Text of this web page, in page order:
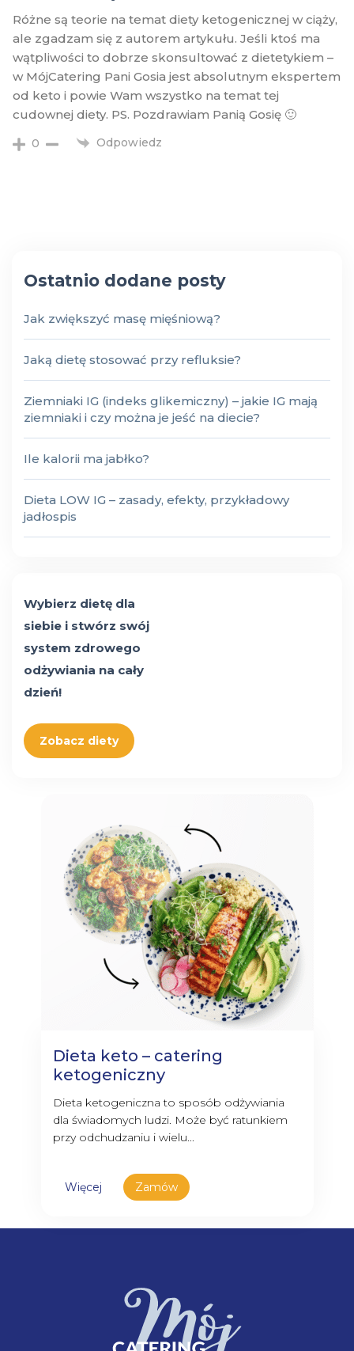
Różne są teorie na temat diety ketogenicznej w ciąży,
ale zgadzam się z autorem artykułu. Jeśli ktoś ma
wątpliwości to dobrze skonsultować z dietetykiem –
w MójCatering Pani Gosia jest absolutnym ekspertem
od keto i powie Wam wszystko na temat tej
cudownej diety. PS. Pozdrawiam Panią Gosię 🙂
0 Odpowiedz
Ostatnio dodane posty
Jak zwiększyć masę mięśniową?
Jaką dietę stosować przy refluksie?
Ziemniaki IG (indeks glikemiczny) – jakie IG mają
ziemniaki i czy można je jeść na diecie?
Ile kalorii ma jabłko?
Dieta LOW IG – zasady, efekty, przykładowy
jadłospis
Wybierz dietę dla
siebie i stwórz swój
system zdrowego
odżywiania na cały
dzień!
Zobacz diety
Dieta keto – catering
ketogeniczny
Dieta ketogeniczna to sposób odżywiania
dla świadomych ludzi. Może być ratunkiem
przy odchudzaniu i wielu...
Więcej Zamów